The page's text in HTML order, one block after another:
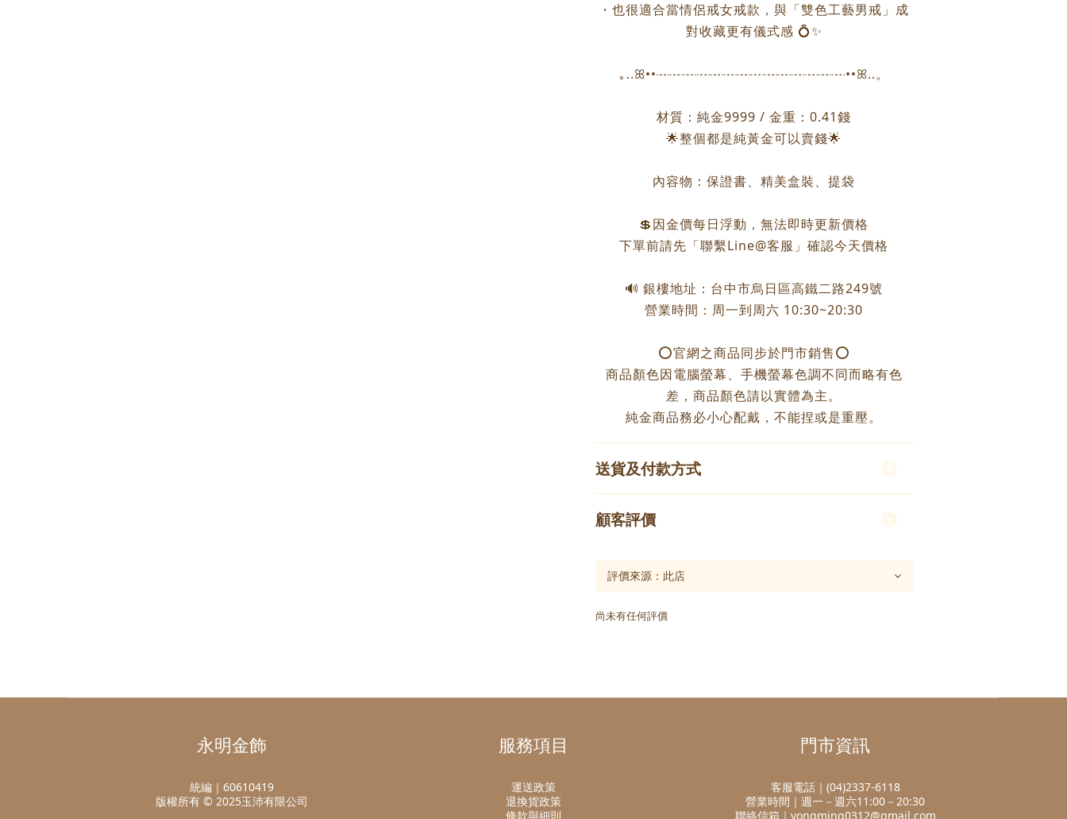
・也很適合當情侶戒女戒款，與「雙色工藝男戒」成
對收藏更有儀式感 💍✨
｡..ꕤ••┈┈┈┈┈┈┈┈┈┈┈┈┈┈••ꕤ..。
材質：純金9999 / 金重：0.41錢
🌟整個都是純黃金可以賣錢🌟
內容物：保證書、精美盒裝、提袋
💲因金價每日浮動，無法即時更新價格
下單前請先「聯繫Line@客服」確認今天價格
🔊 銀樓地址：台中市烏日區高鐵二路249號
營業時間：周一到周六 10:30~20:30
⭕️官網之商品同步於門市銷售⭕️
商品顏色因電腦螢幕、手機螢幕色調不同而略有色
差，商品顏色請以實體為主。
純金商品務必小心配戴，不能捏或是重壓。
送貨及付款方式
顧客評價
尚未有任何評價
永明金飾
統編｜60610419
版權所有 © 2025玉沛有限公司
服務項目
運送政策
退換貨政策
條款與細則
門市資訊
客服電話｜(04)2337-6118
營業時間｜週一－週六11:00－20:30
聯絡信箱｜yongming0312@gmail.com